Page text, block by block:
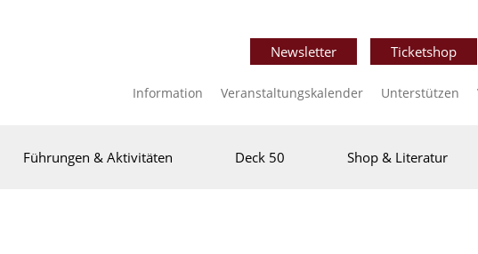
Newsletter Ticketshop
Information Veranstaltungskalender Unterstützen
Führungen & Aktivitäten Deck 50 Shop & Literatur